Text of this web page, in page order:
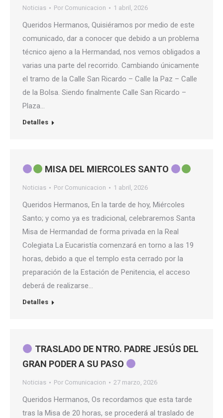
Noticias Por Comunicacion 1 abril, 2026
Queridos Hermanos, Quisiéramos por medio de este
comunicado, dar a conocer que debido a un problema
técnico ajeno a la Hermandad, nos vemos obligados a
varias una parte del recorrido. Cambiando únicamente
el tramo de la Calle San Ricardo – Calle la Paz – Calle
de la Bolsa. Siendo finalmente Calle San Ricardo –
Plaza…
Detalles
MISA DEL MIERCOLES SANTO
Noticias Por Comunicacion 1 abril, 2026
Queridos Hermanos, En la tarde de hoy, Miércoles
Santo; y como ya es tradicional, celebraremos Santa
Misa de Hermandad de forma privada en la Real
Colegiata La Eucaristía comenzará en torno a las 19
horas, debido a que el templo esta cerrado por la
preparación de la Estación de Penitencia, el acceso
deberá de realizarse…
Detalles
TRASLADO DE NTRO. PADRE JESÚS DEL
GRAN PODER A SU PASO
Noticias Por Comunicacion 27 marzo, 2026
Queridos Hermanos, Os recordamos que esta tarde
tras la Misa de 20 horas, se procederá al traslado de